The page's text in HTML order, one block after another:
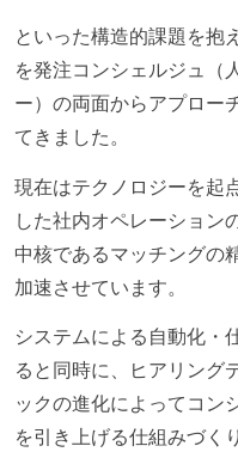
といった構造的課題を抱
を発注コンシェルジュ（
ー）の両面からアプロー
てきました。
現在はテクノロジーを起
した社内オペレーション
中核であるマッチングの
加速させています。
システムによる自動化・
ると同時に、ヒアリング
ックの進化によってコン
を引き上げる仕組みづく